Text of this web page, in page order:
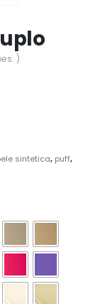
)
sintetica, puff,